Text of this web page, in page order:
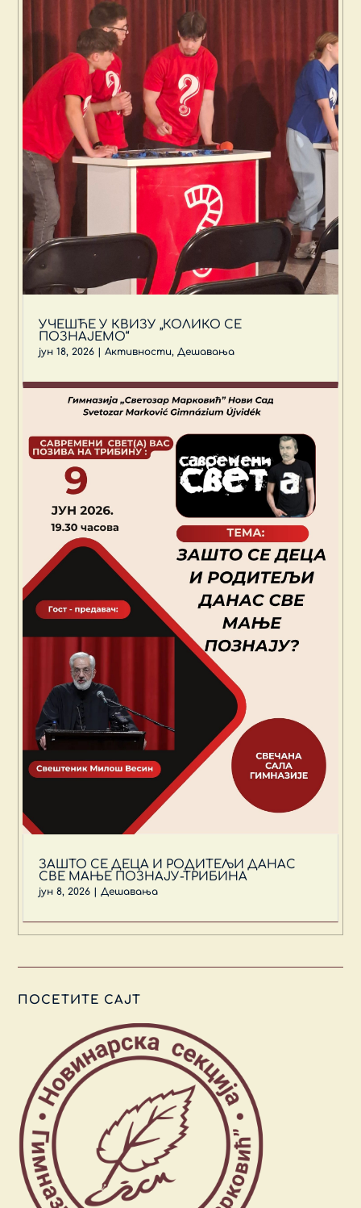
УЧЕШЋЕ У КВИЗУ „КОЛИКО СЕ
ПОЗНАЈЕМО“
јун 18, 2026 |Активности,Дешавања
ЗАШТО СЕ ДЕЦА И РОДИТЕЉИ ДАНАС
СВЕ МАЊЕ ПОЗНАЈУ-ТРИБИНА
јун 8, 2026 |Дешавања
ПОСЕТИТЕ САЈТ